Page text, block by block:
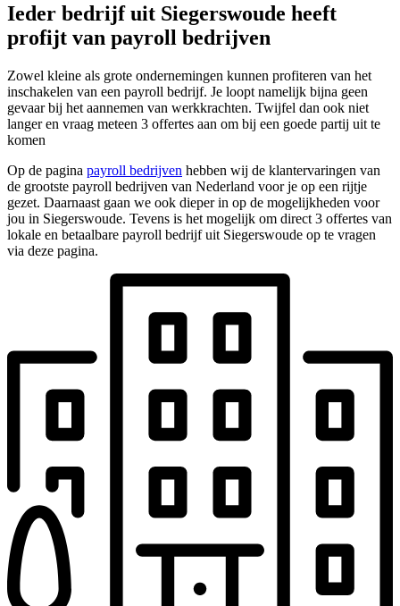
Ieder bedrijf uit Siegerswoude heeft
profijt van payroll bedrijven
Zowel kleine als grote ondernemingen kunnen profiteren van het
inschakelen van een payroll bedrijf. Je loopt namelijk bijna geen
gevaar bij het aannemen van werkkrachten. Twijfel dan ook niet
langer en vraag meteen 3 offertes aan om bij een goede partij uit te
komen
Op de pagina payroll bedrijven hebben wij de klantervaringen van
de grootste payroll bedrijven van Nederland voor je op een rijtje
gezet. Daarnaast gaan we ook dieper in op de mogelijkheden voor
jou in Siegerswoude. Tevens is het mogelijk om direct 3 offertes van
lokale en betaalbare payroll bedrijf uit Siegerswoude op te vragen
via deze pagina.